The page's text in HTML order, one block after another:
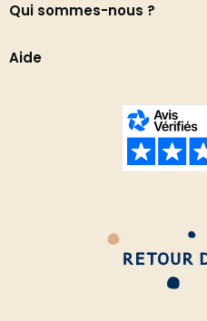
Qui sommes-nous ?
Aide